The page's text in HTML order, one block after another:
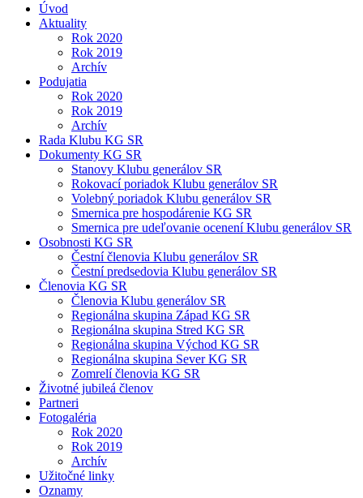
Úvod
Aktuality
Rok 2020
Rok 2019
Archív
Podujatia
Rok 2020
Rok 2019
Archív
Rada Klubu KG SR
Dokumenty KG SR
Stanovy Klubu generálov SR
Rokovací poriadok Klubu generálov SR
Volebný poriadok Klubu generálov SR
Smernica pre hospodárenie KG SR
Smernica pre udeľovanie ocenení Klubu generálov SR
Osobnosti KG SR
Čestní členovia Klubu generálov SR
Čestní predsedovia Klubu generálov SR
Členovia KG SR
Členovia Klubu generálov SR
Regionálna skupina Západ KG SR
Regionálna skupina Stred KG SR
Regionálna skupina Východ KG SR
Regionálna skupina Sever KG SR
Zomrelí členovia KG SR
Životné jubileá členov
Partneri
Fotogaléria
Rok 2020
Rok 2019
Archív
Užitočné linky
Oznamy